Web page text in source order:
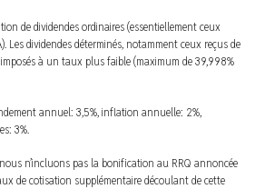
de dividendes ordinaires (essentiellement ceux
Les dividendes déterminés, notamment ceux reçus de
à un taux plus faible (maximum de 39,998%
annuel: 3,5%, inflation annuelle: 2%,
3%.
n’incluons pas la bonification au RRQ annoncée
de cotisation supplémentaire découlant de cette